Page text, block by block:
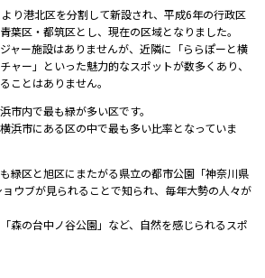
り港北区を分割して新設され、平成6年の行政区
葉区・都筑区とし、現在の区域となりました。
ャー施設はありませんが、近隣に「ららぽーと横
ャー」といった魅力的なスポットが数多くあり、
ことはありません。
市内で最も緑が多い区です。
浜市にある区の中で最も多い比率となっていま
緑区と旭区にまたがる県立の都市公園「神奈川県
ウブが見られることで知られ、毎年大勢の人々が
「森の台中ノ谷公園」 など、自然を感じられるスポ